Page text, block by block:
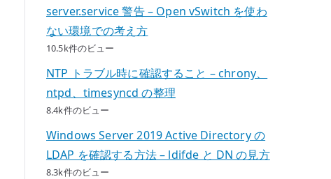
server.service 警告 – Open vSwitch を使わ
ない環境での考え方
10.5k件のビュー
NTP トラブル時に確認すること – chrony、
ntpd、timesyncd の整理
8.4k件のビュー
Windows Server 2019 Active Directory の
LDAP を確認する方法 – ldifde と DN の見方
8.3k件のビュー